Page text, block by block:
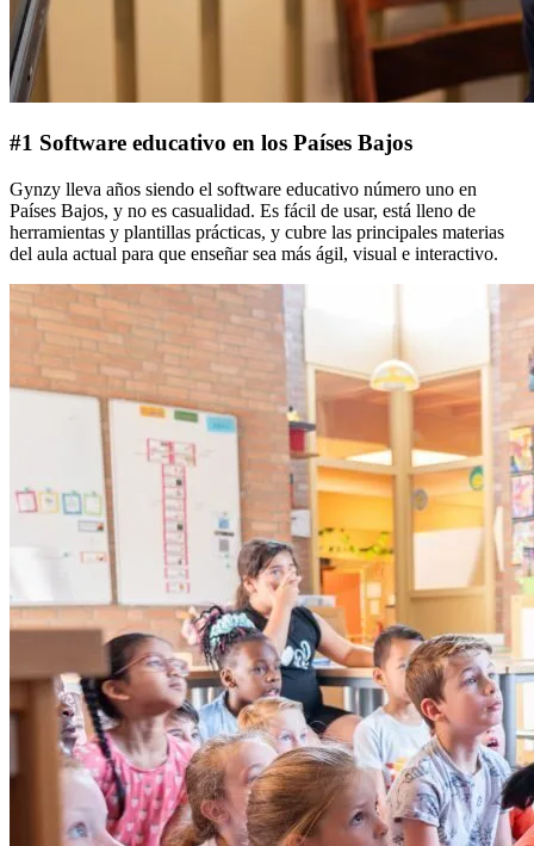
#1 Software educativo en los Países Bajos
Gynzy lleva años siendo el software educativo número uno en
Países Bajos, y no es casualidad. Es fácil de usar, está lleno de
herramientas y plantillas prácticas, y cubre las principales materias
del aula actual para que enseñar sea más ágil, visual e interactivo.